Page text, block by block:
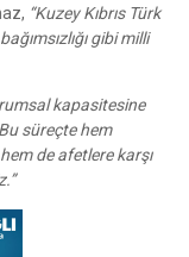
“Kuzey Kıbrıs Türk
gibi milli
kapasitesine
süreçte hem
de afetlere karşı